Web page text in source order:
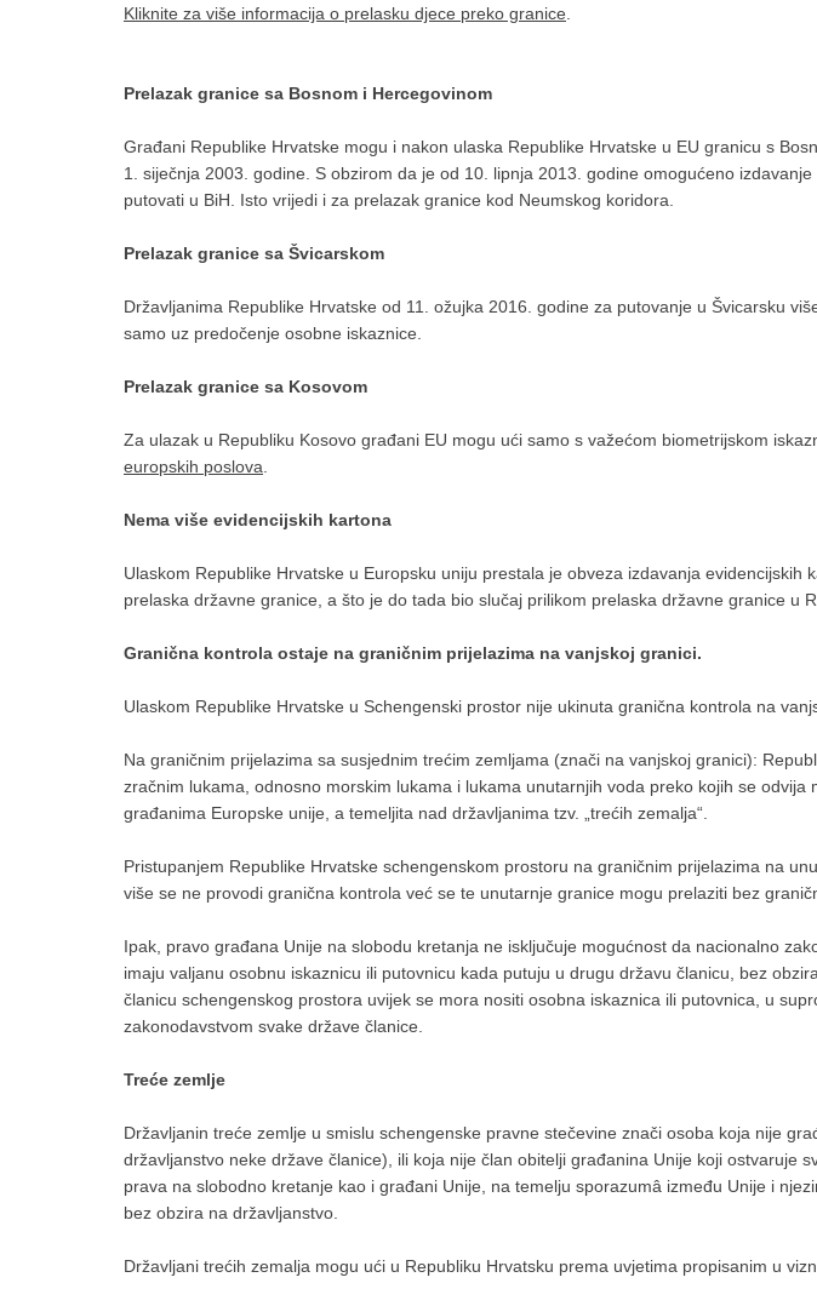
Kliknite za više informacija o prelasku djece preko granice
Prelazak granice sa Bosnom i Hercegovinom
Građani Republike Hrvatske mogu i nakon ulaska Republike Hrvatske u EU granicu s
1. siječnja 2003. godine. S obzirom da je od 10. lipnja 2013. godine omogućeno
putovati u BiH. Isto vrijedi i za prelazak granice kod Neumskog koridora.
Prelazak granice sa Švicarskom
Državljanima Republike Hrvatske od 11. ožujka 2016. godine za putovanje u Švicarsku
samo uz predočenje osobne iskaznice.
Prelazak granice sa Kosovom
Za ulazak u Republiku Kosovo građani EU mogu ući samo s važećom biometrijskom
europskih poslova
Nema više evidencijskih kartona
Ulaskom Republike Hrvatske u Europsku uniju prestala je obveza izdavanja
prelaska državne granice, a što je do tada bio slučaj prilikom prelaska državne granice u
Granična kontrola ostaje na graničnim prijelazima na vanjskoj granici.
Ulaskom Republike Hrvatske u Schengenski prostor nije ukinuta granična kontrola na
Na graničnim prijelazima sa susjednim trećim zemljama (znači na vanjskoj granici):
zračnim lukama, odnosno morskim lukama i lukama unutarnjih voda preko kojih se
građanima Europske unije, a temeljita nad državljanima tzv. „trećih zemalja“.
Pristupanjem Republike Hrvatske schengenskom prostoru na graničnim prijelazima na
više se ne provodi granična kontrola već se te unutarnje granice mogu prelaziti bez
Ipak, pravo građana Unije na slobodu kretanja ne isključuje mogućnost da nacionalno
imaju valjanu osobnu iskaznicu ili putovnicu kada putuju u drugu državu članicu, bez
članicu schengenskog prostora uvijek se mora nositi osobna iskaznica ili putovnica, u
zakonodavstvom svake države članice.
Treće zemlje
Državljanin treće zemlje u smislu schengenske pravne stečevine znači osoba koja nije
državljanstvo neke države članice), ili koja nije član obitelji građanina Unije koji
prava na slobodno kretanje kao i građani Unije, na temelju sporazumâ između Unije i
bez obzira na državljanstvo.
Državljani trećih zemalja mogu ući u Republiku Hrvatsku prema uvjetima propisanim u